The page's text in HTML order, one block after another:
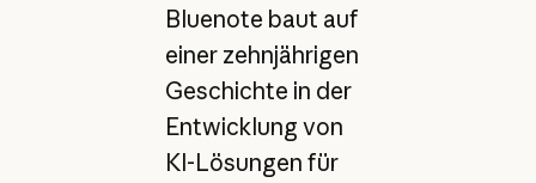
Bluenote baut auf
einer zehnjährigen
Geschichte in der
Entwicklung von
KI-Lösungen für